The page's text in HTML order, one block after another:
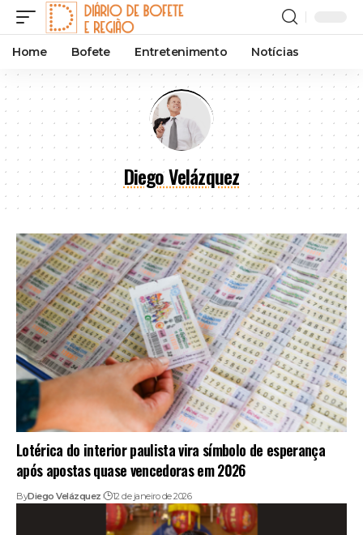
Home Bofete Entretenimento Notícias
Diego Velázquez
Lotérica do interior paulista vira símbolo de esperança
após apostas quase vencedoras em 2026
ByDiego Velázquez 12 de janeiro de 2026